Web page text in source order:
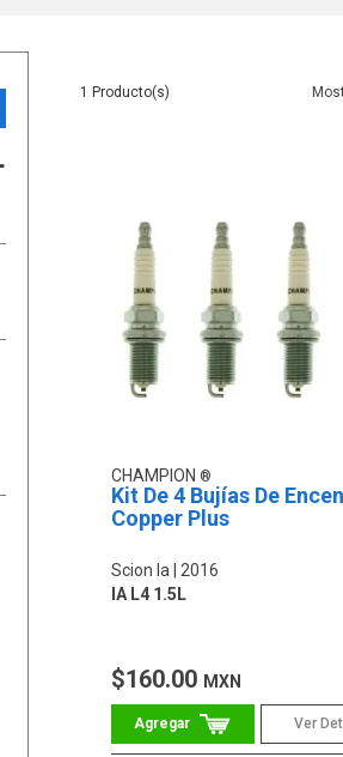
1
CHAMPION
Kit De 4 Bujías De
Copper Plus
Scion Ia
2016
IA L4 1.5L
$160.00 MXN
Ver